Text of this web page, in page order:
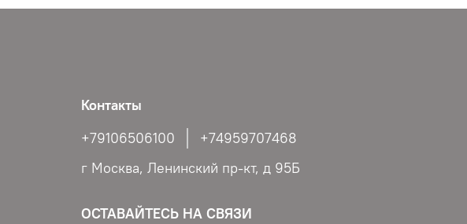
Контакты
+79106506100
+74959707468
г Москва, Ленинский пр-кт, д 95Б
ОСТАВАЙТЕСЬ НА СВЯЗИ